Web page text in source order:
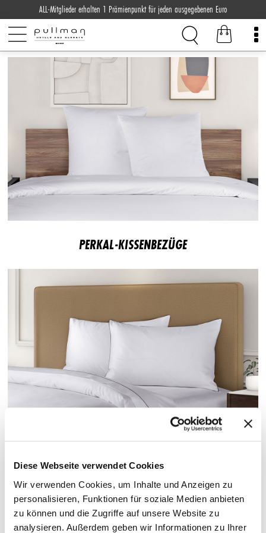
Diese Webseite verwendet Cookies
Wir verwenden Cookies, um Inhalte und Anzeigen zu
personalisieren, Funktionen für soziale Medien anbieten
zu können und die Zugriffe auf unsere Website zu
analysieren. Außerdem geben wir Informationen zu Ihrer
ALL-Mitglieder erhalten 1 Prämienpunkt für jeden ausgegebenen Euro
PERKAL-KISSENBEZÜGE
KISSENBEZÜGE
Die exklusiven Kissenbezüge von Pullman Hotels sorgen dafür,